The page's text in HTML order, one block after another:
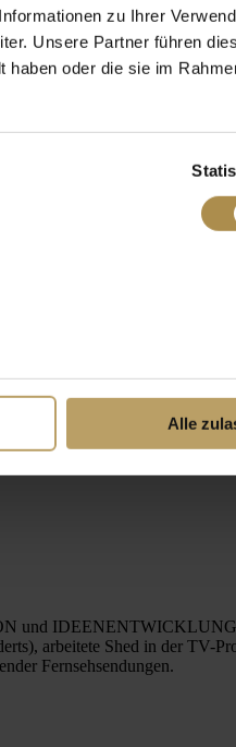
zu Ihrer
Unsere Partner führen
oder die sie im
Alle
und
arbeitete Shed in der TV-
Fernsehsendungen.